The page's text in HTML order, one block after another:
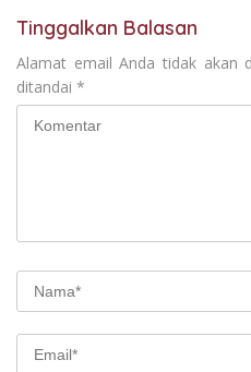
Tinggalkan Balasan
Alamat email Anda tidak akan
ditandai *